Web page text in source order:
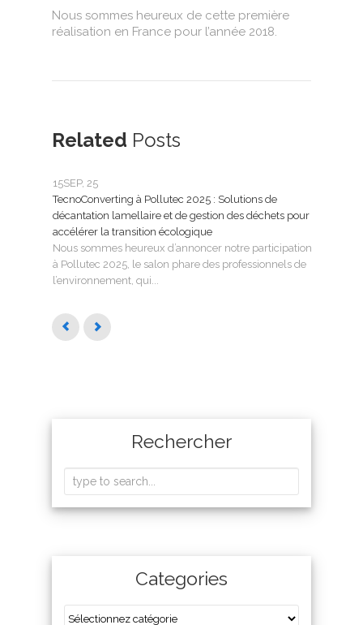
Nous sommes heureux de cette première
réalisation en France pour l’année 2018.
Related Posts
15SEP, 25
TecnoConverting à Pollutec 2025 : Solutions de
décantation lamellaire et de gestion des déchets pour
accélérer la transition écologique
Nous sommes heureux d’annoncer notre participation
à Pollutec 2025, le salon phare des professionnels de
l’environnement, qui...
Rechercher
Categories